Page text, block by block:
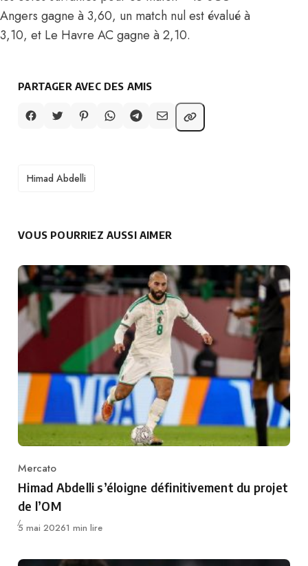
Angers gagne à 3,60, un match nul est évalué à
3,10, et Le Havre AC gagne à 2,10.
PARTAGER AVEC DES AMIS
TAGS
Himad Abdelli
VOUS POURRIEZ AUSSI AIMER
Category
Mercato
Himad Abdelli s’éloigne définitivement du projet
de l’OM
Publié
5 mai 20261 min lire